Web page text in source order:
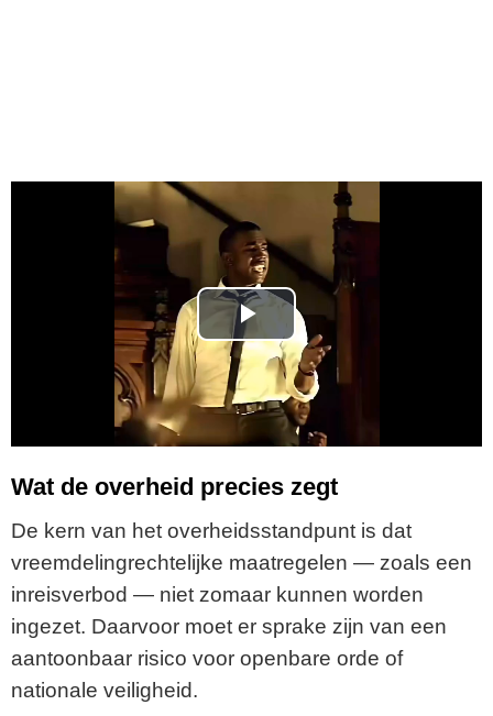
P
l
a
y
V
i
d
Wat de overheid precies zegt
De kern van het overheidsstandpunt is dat
vreemdelingrechtelijke maatregelen — zoals een
inreisverbod — niet zomaar kunnen worden
ingezet. Daarvoor moet er sprake zijn van een
aantoonbaar risico voor openbare orde of
nationale veiligheid.